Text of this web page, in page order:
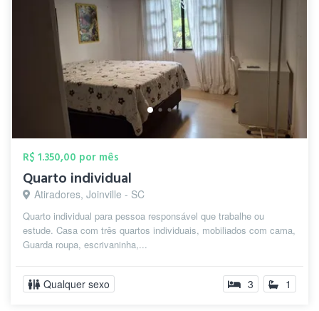
R$ 1.350,00 por mês
Quarto individual
Atiradores, Joinville - SC
Quarto individual para pessoa responsável que trabalhe ou
estude. Casa com três quartos individuais, mobiliados com cama,
Guarda roupa, escrivaninha,...
Qualquer sexo 3 1